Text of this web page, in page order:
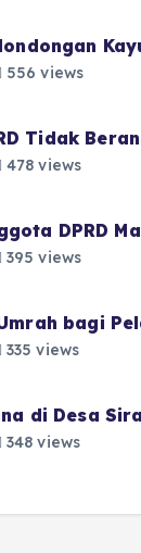
556 views
Tidak
478 views
DPRD
395 views
bagi
335 views
di Desa
348 views